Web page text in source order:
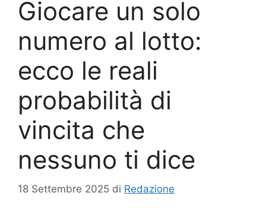
Giocare un solo
numero al lotto:
ecco le reali
probabilità di
vincita che
nessuno ti dice
18 Settembre 2025 di Redazione